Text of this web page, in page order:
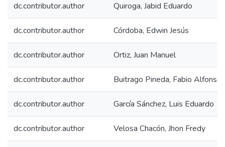
dc.contributor.author Quiroga, Jabid Eduardo
dc.contributor.author Córdoba, Edwin Jesús
dc.contributor.author Ortiz, Juan Manuel
dc.contributor.author Buitrago Pineda, Fabio Alfonso
dc.contributor.author García Sánchez, Luis Eduardo
dc.contributor.author Velosa Chacón, Jhon Fredy